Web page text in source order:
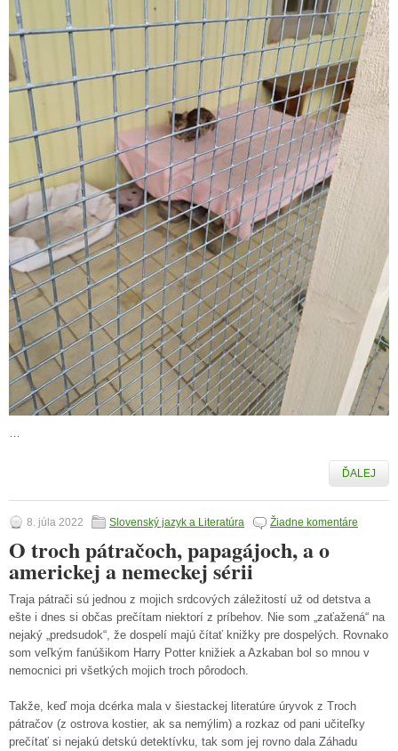
ĎALEJ
8. júla 2022 Slovenský jazyk a Literatúra Žiadne komentáre
O troch pátračoch, papagájoch, a o
americkej a nemeckej sérii
Traja pátrači sú jednou z mojich srdcových záležitostí už od detstva a
ešte i dnes si občas prečítam niektorí z príbehov. Nie som „zaťažená“ na
nejaký „predsudok“, že dospelí majú čítať knižky pre dospelých. Rovnako
som veľkým fanúšikom Harry Potter knižiek a Azkaban bol so mnou v
nemocnici pri všetkých mojich troch pôrodoch.
Takže, keď moja dcérka mala v šiestackej literatúre úryvok z Troch
pátračov (z ostrova kostier, ak sa nemýlim) a rozkaz od pani učiteľky
prečítať si nejakú detskú detektívku, tak som jej rovno dala Záhadu